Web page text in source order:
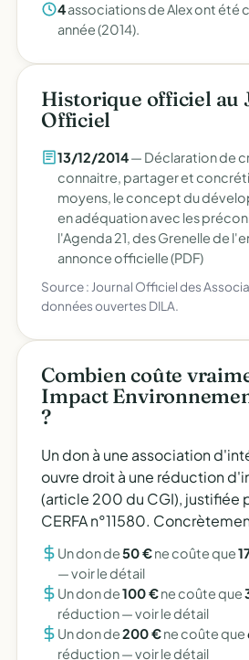
4associations de Alex ont été
année (2014).
Historique officiel au
Officiel
13/12/2014— Déclaration de
connaitre, partager et
moyens, le concept du
en adéquation avec les
l'Agenda 21, des Grenelle de
annonce officielle (PDF)
Source : Journal Officiel des
données ouvertes DILA.
Combien coûte
Impact
?
Un don à une association
ouvre droit à une réduction
(article 200 du CGI), justifiée
CERFA n°11580.
Un don de50 €ne coûte que
—voir le détail
Un don de100 €ne coûte que
réduction —voir le détail
Un don de200 €ne coûte que
réduction —voir le détail